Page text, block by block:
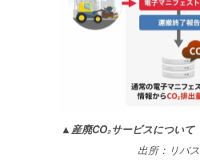
▲産廃CO₂サービスについて
出所：リバス